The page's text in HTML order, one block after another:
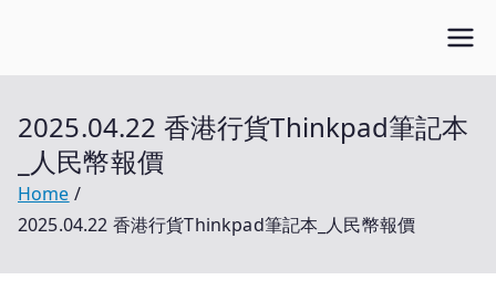
2025.04.22 香港行貨Thinkpad筆記本
_人民幣報價
Home
2025.04.22 香港行貨Thinkpad筆記本_人民幣報價